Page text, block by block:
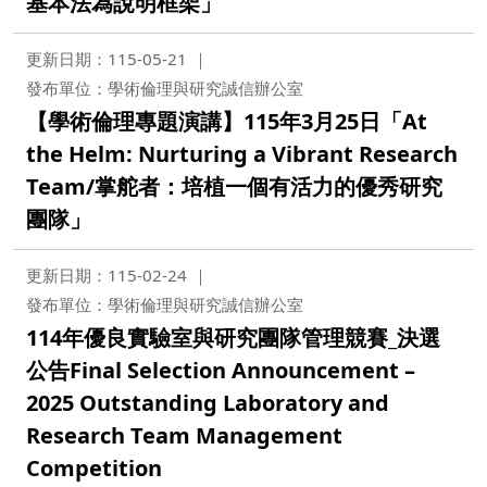
更新日期：115-05-21
發布單位：學術倫理與研究誠信辦公室
【學術倫理專題演講】115年3月25日「At
the Helm: Nurturing a Vibrant Research
Team/掌舵者：培植一個有活力的優秀研究
團隊」
更新日期：115-02-24
發布單位：學術倫理與研究誠信辦公室
114年優良實驗室與研究團隊管理競賽_決選
公告Final Selection Announcement –
2025 Outstanding Laboratory and
Research Team Management
Competition